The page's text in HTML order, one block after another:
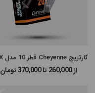
از 260,000 تا 370,000 تومان